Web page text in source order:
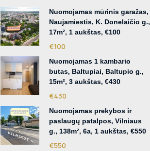
Nuomojamas mūrinis garažas,
Naujamiestis, K. Donelaičio g.,
17m², 1 aukštas, €100
€100
Nuomojamas 1 kambario
butas, Baltupiai, Baltupio g.,
15m², 3 aukštas, €430
€430
Nuomojamas prekybos ir
paslaugų patalpos, Vilniaus
g., 138m², 6a, 1 aukštas, €550
€550